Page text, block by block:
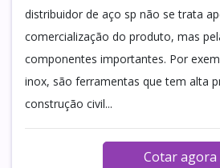
distribuidor de aço sp não se trata
comercialização do produto, mas
componentes importantes. Por
inox, são ferramentas que tem alta
construção civil...
Cotar agora